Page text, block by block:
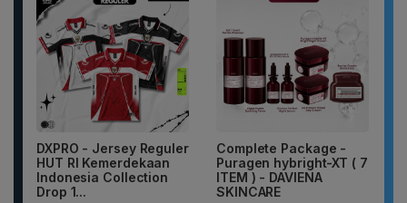
DXPRO - Jersey Reguler
HUT RI Kemerdekaan
Indonesia Collection
Drop 1...
Complete Package -
Puragen hybright-XT ( 7
ITEM ) - DAVIENA
SKINCARE